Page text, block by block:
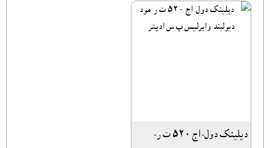
دیلینک دول-اج ۵۲۰ ت ر-